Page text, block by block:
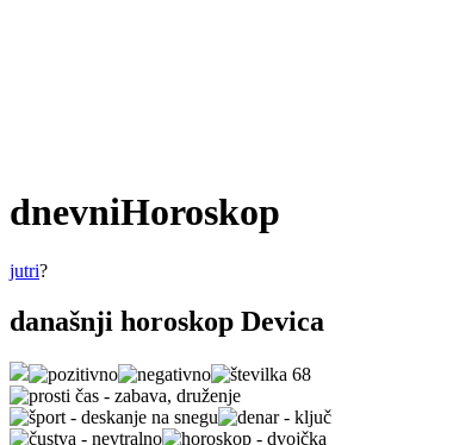
dnevniHoroskop
jutri?
današnji horoskop Devica